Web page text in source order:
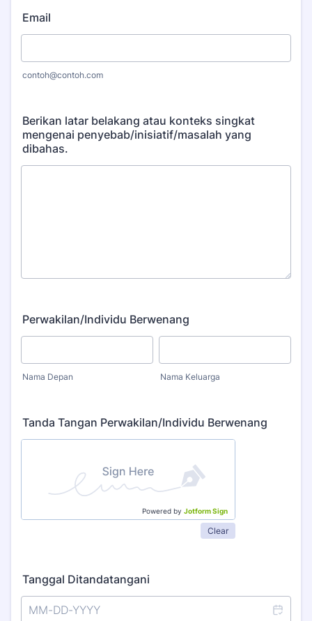
Email
contoh@contoh.com
Berikan latar belakang atau konteks singkat
mengenai penyebab/inisiatif/masalah yang
dibahas.
Perwakilan/Individu Berwenang
Nama Depan Nama Keluarga
Tanda Tangan Perwakilan/Individu Berwenang
Powered by Jotform Sign
Clear
Tanggal Ditandatangani